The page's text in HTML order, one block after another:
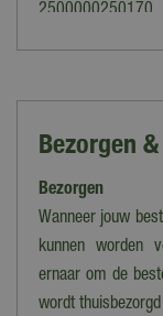
2500000250170
Merk
Kunstplanten
Soort
Orchidee
Bezorgen
Bezorgen
Wanneer jouw
kunnen worden
ernaar om de
wordt